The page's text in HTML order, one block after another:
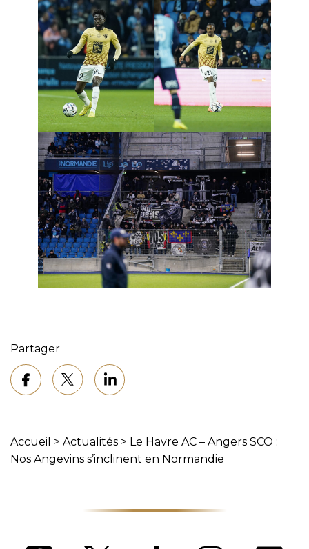
Partager
Accueil > Actualités > Le Havre AC – Angers SCO :
Nos Angevins s’inclinent en Normandie